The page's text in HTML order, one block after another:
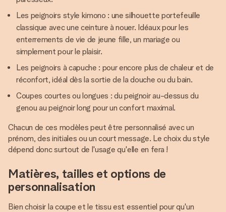
Les peignoirs style kimono : une silhouette portefeuille
classique avec une ceinture à nouer. Idéaux pour les
enterrements de vie de jeune fille, un mariage ou
simplement pour le plaisir.
Les peignoirs à capuche : pour encore plus de chaleur et de
réconfort, idéal dès la sortie de la douche ou du bain.
Coupes courtes ou longues : du peignoir au-dessus du
genou au peignoir long pour un confort maximal.
Chacun de ces modèles peut être personnalisé avec un
prénom, des initiales ou un court message. Le choix du style
dépend donc surtout de l'usage qu'elle en fera !
Matières, tailles et options de
personnalisation
Bien choisir la coupe et le tissu est essentiel pour qu'un